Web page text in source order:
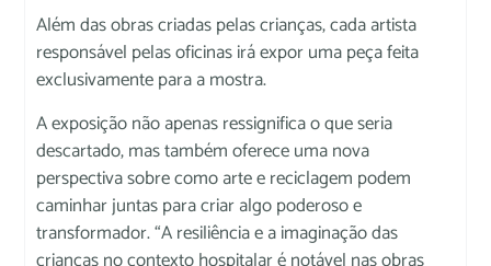
Além das obras criadas pelas crianças, cada artista
responsável pelas oficinas irá expor uma peça feita
exclusivamente para a mostra.
A exposição não apenas ressignifica o que seria
descartado, mas também oferece uma nova
perspectiva sobre como arte e reciclagem podem
caminhar juntas para criar algo poderoso e
transformador. “A resiliência e a imaginação das